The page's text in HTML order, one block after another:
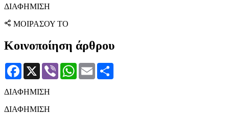
ΔΙΑΦΗΜΙΣΗ
ΜΟΙΡΑΣΟΥ ΤΟ
Κοινοποίηση άρθρου
Facebook
X Viber WhatsApp
Email
ΔΙΑΦΗΜΙΣΗ
ΔΙΑΦΗΜΙΣΗ